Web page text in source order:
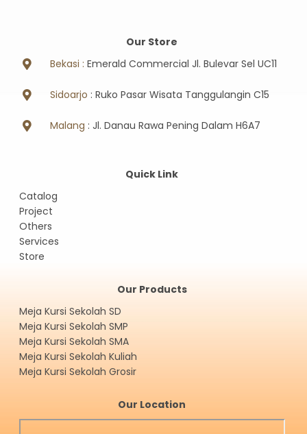
Our Store
Bekasi : Emerald Commercial Jl. Bulevar Sel UC11
Sidoarjo : Ruko Pasar Wisata Tanggulangin C15
Malang : Jl. Danau Rawa Pening Dalam H6A7
Quick Link
Catalog
Project
Others
Services
Store
Our Products
Meja Kursi Sekolah SD
Meja Kursi Sekolah SMP
Meja Kursi Sekolah SMA
Meja Kursi Sekolah Kuliah
Meja Kursi Sekolah Grosir
Our Location